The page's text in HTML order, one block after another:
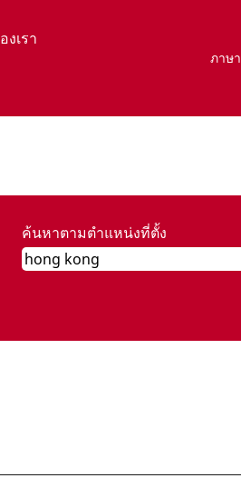
เรา
ภาษา
ค้นหาตามตำแหน่งที่ตั้ง